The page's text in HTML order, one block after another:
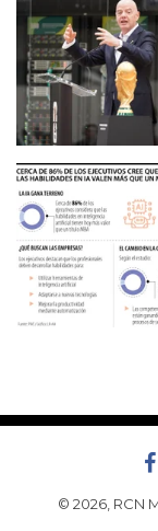
© 2026, RCN